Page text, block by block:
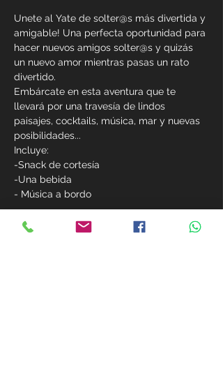
Unete al Yate de solter@s más divertida y
amigable! Una perfecta oportunidad para
hacer nuevos amigos solter@s y quizás
un nuevo amor mientras pasas un rato
divertido.
Embárcate en esta aventura que te
llevará por una travesía de lindos
paisajes, cocktails, música, mar y nuevas
posibilidades...
Incluye:
-Snack de cortesía
-Una bebida
- Música a bordo